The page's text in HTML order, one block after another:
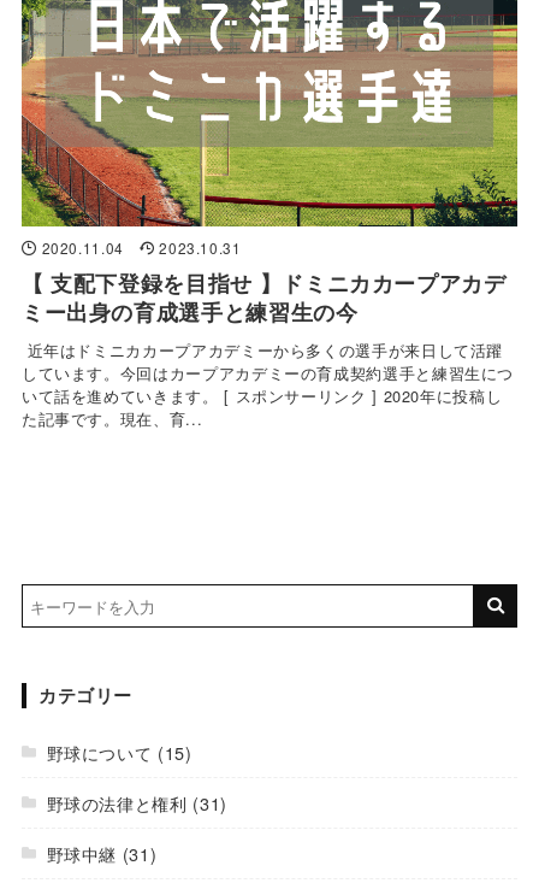
2020.11.04 2023.10.31
【 支配下登録を目指せ 】ドミニカカープアカデ
ミー出身の育成選手と練習生の今
近年はドミニカカープアカデミーから多くの選手が来日して活躍
しています。今回はカープアカデミーの育成契約選手と練習生につ
いて話を進めていきます。 [ スポンサーリンク ] 2020年に投稿し
た記事です。現在、育...
カテゴリー
野球について (15)
野球の法律と権利 (31)
野球中継 (31)